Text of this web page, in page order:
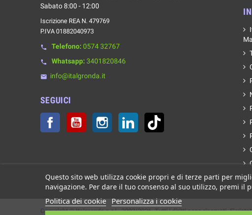
Sabato 8:00 - 12:00
Iscrizione REA N. 479769
P.IVA 01882040973
phone Telefono: 0574 32767
phone Whatsapp: 3401820846
email info@italgronda.it
SEGUICI
Facebook YouTube Instagram LinkedIn
Questo sito web utilizza cookie propri e di terze parti per
navigazione. Per dare il tuo consenso al suo utilizzo, premi il
Politica dei cookie Personalizza i cookie
Copyright © Italgronda s.r.l. 2002/2026. Tutti i diritti sono riservati. E'